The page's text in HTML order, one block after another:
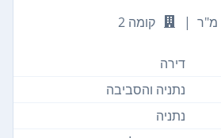
| קומה 2
דירה
נתניה והסביבה
נתניה